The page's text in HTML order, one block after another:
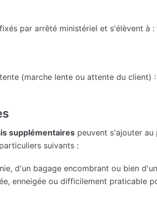
par arrêté ministériel et s'élèvent à :
(marche lente ou attente du client) :
supplémentaires peuvent s'ajouter
suivants :
d'un bagage encombrant ou bien
enneigée ou difficilement praticable